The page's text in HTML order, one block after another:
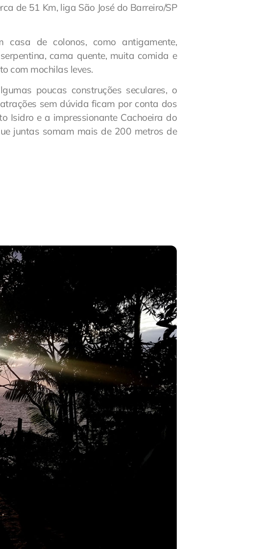
de 51 Km, liga São José do Barreiro/SP
de colonos, como antigamente,
cama quente, muita comida e
com mochilas leves.
poucas construções seculares, o
sem dúvida ficam por conta dos
Isidro e a impressionante Cachoeira do
juntas somam mais de 200 metros de